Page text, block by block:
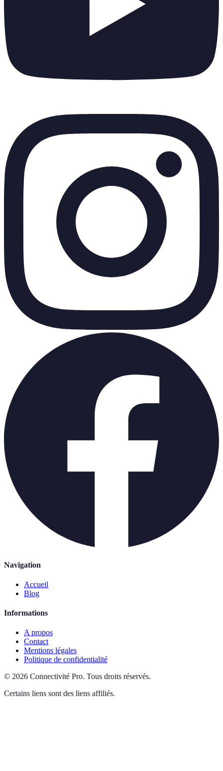
Navigation
Accueil
Blog
Informations
A propos
Contact
Mentions légales
Politique de confidentialité
© 2026 Connectivité Pro. Tous droits réservés.
Certains liens sont des liens affiliés.